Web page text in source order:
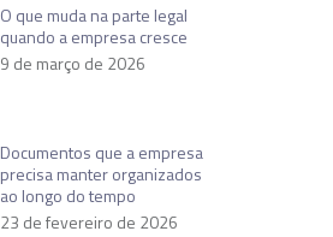
O que muda na parte legal
quando a empresa cresce
9 de março de 2026
Documentos que a empresa
precisa manter organizados
ao longo do tempo
23 de fevereiro de 2026